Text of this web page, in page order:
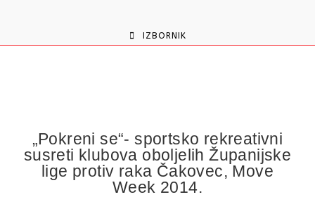
IZBORNIK
„Pokreni se“- sportsko rekreativni
susreti klubova oboljelih Županijske
lige protiv raka Čakovec, Move
Week 2014.